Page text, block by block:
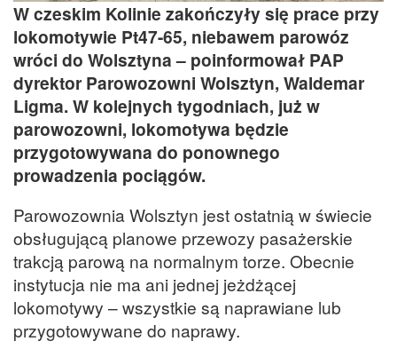
W czeskim Kolinie zakończyły się prace przy
lokomotywie Pt47-65, niebawem parowóz
wróci do Wolsztyna – poinformował PAP
dyrektor Parowozowni Wolsztyn, Waldemar
Ligma. W kolejnych tygodniach, już w
parowozowni, lokomotywa będzie
przygotowywana do ponownego
prowadzenia pociągów.
Parowozownia Wolsztyn jest ostatnią w świecie
obsługującą planowe przewozy pasażerskie
trakcją parową na normalnym torze. Obecnie
instytucja nie ma ani jednej jeżdżącej
lokomotywy – wszystkie są naprawiane lub
przygotowywane do naprawy.